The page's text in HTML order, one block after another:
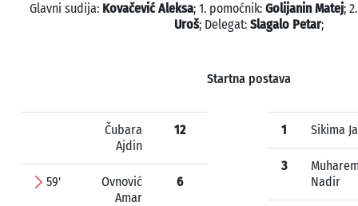
Glavni sudija: Kovačević Aleksa; 1. pomoćnik: Golijanin Matej;
Uroš; Delegat: Slagalo Petar;
Startna postava
Čubara
Ajdin
12
59'
Ovnović
Amar
6
1 Sikima
3
Nadir